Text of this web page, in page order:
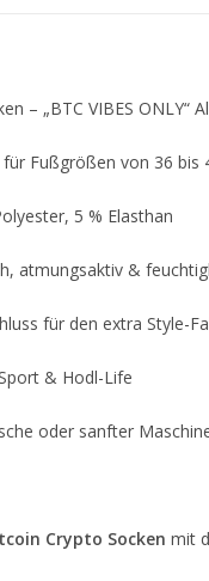
– „BTC VIBES
Fußgrößen von 36 bis
5 % Elasthan
atmungsaktiv &
für den extra Style-
& Hodl-Life
oder sanfter
Crypto Socken mit